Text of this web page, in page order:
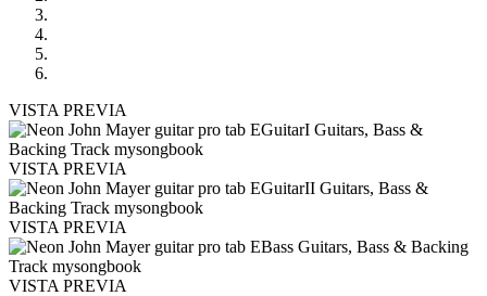
VISTA PREVIA
VISTA PREVIA
VISTA PREVIA
VISTA PREVIA